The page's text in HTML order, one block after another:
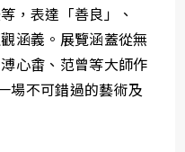
，表達「善良」、
涵義。展覽涵蓋從無
心畬、范曾等大師作
場不可錯過的藝術及